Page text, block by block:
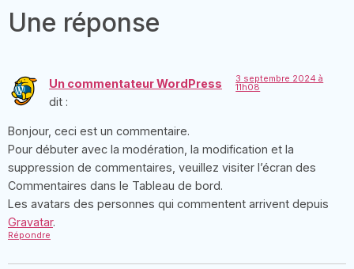
Une réponse
Un commentateur WordPress
dit :
3 septembre 2024 à
11h08
Bonjour, ceci est un commentaire.
Pour débuter avec la modération, la modification et la
suppression de commentaires, veuillez visiter l’écran des
Commentaires dans le Tableau de bord.
Les avatars des personnes qui commentent arrivent depuis
Gravatar.
Répondre